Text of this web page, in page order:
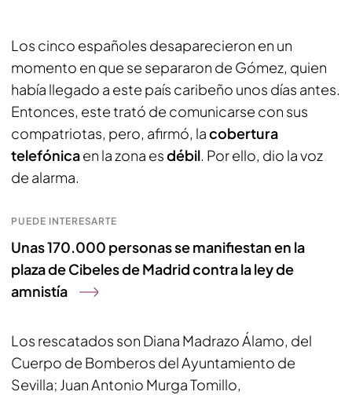
Los cinco españoles desaparecieron en un
momento en que se separaron de Gómez, quien
había llegado a este país caribeño unos días antes.
Entonces, este trató de comunicarse con sus
compatriotas, pero, afirmó, lacobertura
telefónicaen la zona esdébil. Por ello, dio la voz
de alarma.
PUEDE INTERESARTE
Unas 170.000 personas se manifiestan en la
plaza de Cibeles de Madrid contra la ley de
amnistía
Los rescatados son Diana Madrazo Álamo, del
Cuerpo de Bomberos del Ayuntamiento de
Sevilla; Juan Antonio Murga Tomillo,